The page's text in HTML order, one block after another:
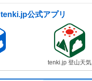
tenki.jp公式アプリ
tenki.jp 登山天気